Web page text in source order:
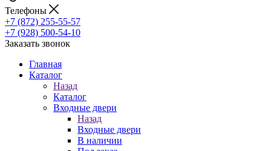
Телефоны
+7 (872) 255-55-57
+7 (928) 500-54-10
Заказать звонок
Главная
Каталог
Назад
Каталог
Входные двери
Назад
Входные двери
В наличии